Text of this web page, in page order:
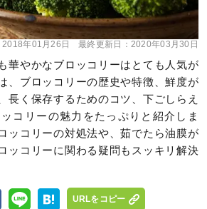
2018年01月26日 最終更新日： 2020年03月30日
華やかなブロッコリーはとても人気が
、ブロッコリーの歴史や特徴、鮮度が
長く保存するためのコツ、下ごしらえ
コリーの魅力をたっぷりと紹介しま
ッコリーの対処法や、茹でたら油膜が
ッコリーに関わる疑問もスッキリ解決
URLをコピー